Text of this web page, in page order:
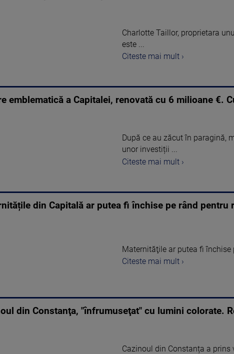
Charlotte Taillor, proprietara
este ...
Citeste mai mult ›
emblematică a Capitalei, renovată cu 6 milioane €.
După ce au zăcut în paragină,
unor investiții ...
Citeste mai mult ›
din Capitală ar putea fi închise pe rând
Maternităţile ar putea fi închise
Citeste mai mult ›
din Constanţa, "înfrumuseţat" cu lumini colorate.
Cazinoul din Constanța a prins